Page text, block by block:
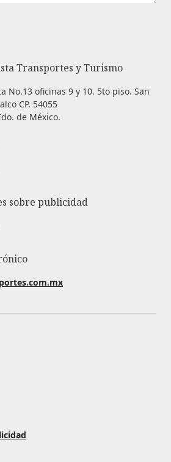
Transportes y Turismo
No.13 oficinas 9 y 10. 5to piso. San
CP. 54055
de México.
sobre publicidad